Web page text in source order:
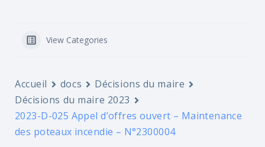
View Categories
Accueil docs
Décisions du maire
Décisions du maire 2023
2023-D-025 Appel d’offres ouvert – Maintenance
des poteaux incendie – N°2300004